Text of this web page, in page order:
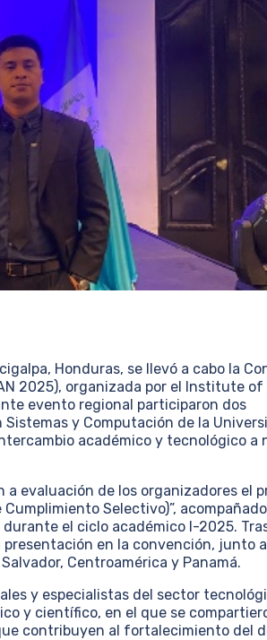
Honduras, se llevó a cabo la
2025), organizada por el Institute of
evento regional participaron dos
y Computación de la
académico y tecnológico a
evaluación de los organizadores el
Selectivo)”,
el ciclo académico I-2025.
en la convención, junto a
Centroamérica y Panamá.
y especialistas del sector
y científico, en el que se
contribuyen al fortalecimiento del